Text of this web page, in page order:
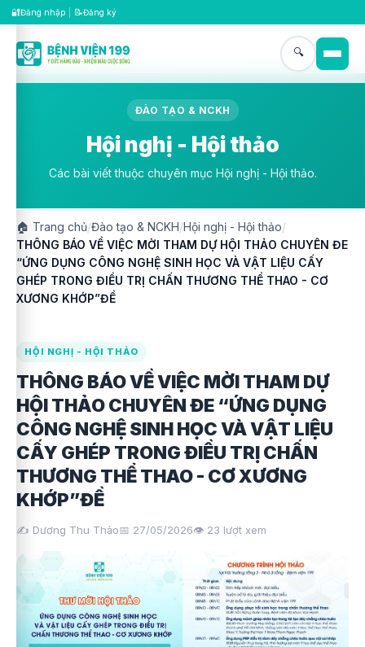
🔐Đăng nhập 📝Đăng ký
🔍
ĐÀO TẠO & NCKH
Hội nghị - Hội thảo
Các bài viết thuộc chuyên mục Hội nghị - Hội thảo.
🏠 Trang chủ/Đào tạo & NCKH/Hội nghị - Hội thảo/
THÔNG BÁO VỀ VIỆC MỜI THAM DỰ HỘI THẢO CHUYÊN ĐE
“ỨNG DỤNG CÔNG NGHỆ SINH HỌC VÀ VẬT LIỆU CẤY
GHÉP TRONG ĐIỀU TRỊ CHẤN THƯƠNG THỂ THAO - CƠ
XƯƠNG KHỚP”ĐỀ
HỘI NGHỊ - HỘI THẢO
THÔNG BÁO VỀ VIỆC MỜI THAM DỰ
HỘI THẢO CHUYÊN ĐE “ỨNG DỤNG
CÔNG NGHỆ SINH HỌC VÀ VẬT LIỆU
CẤY GHÉP TRONG ĐIỀU TRỊ CHẤN
THƯƠNG THỂ THAO - CƠ XƯƠNG
KHỚP”ĐỀ
✍️ Dương Thu Thảo📅 27/05/2026👁️ 23 lượt xem